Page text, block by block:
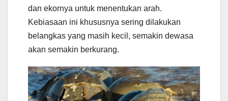
dan ekornya untuk menentukan arah.
Kebiasaan ini khususnya sering dilakukan
belangkas yang masih kecil, semakin dewasa
akan semakin berkurang.